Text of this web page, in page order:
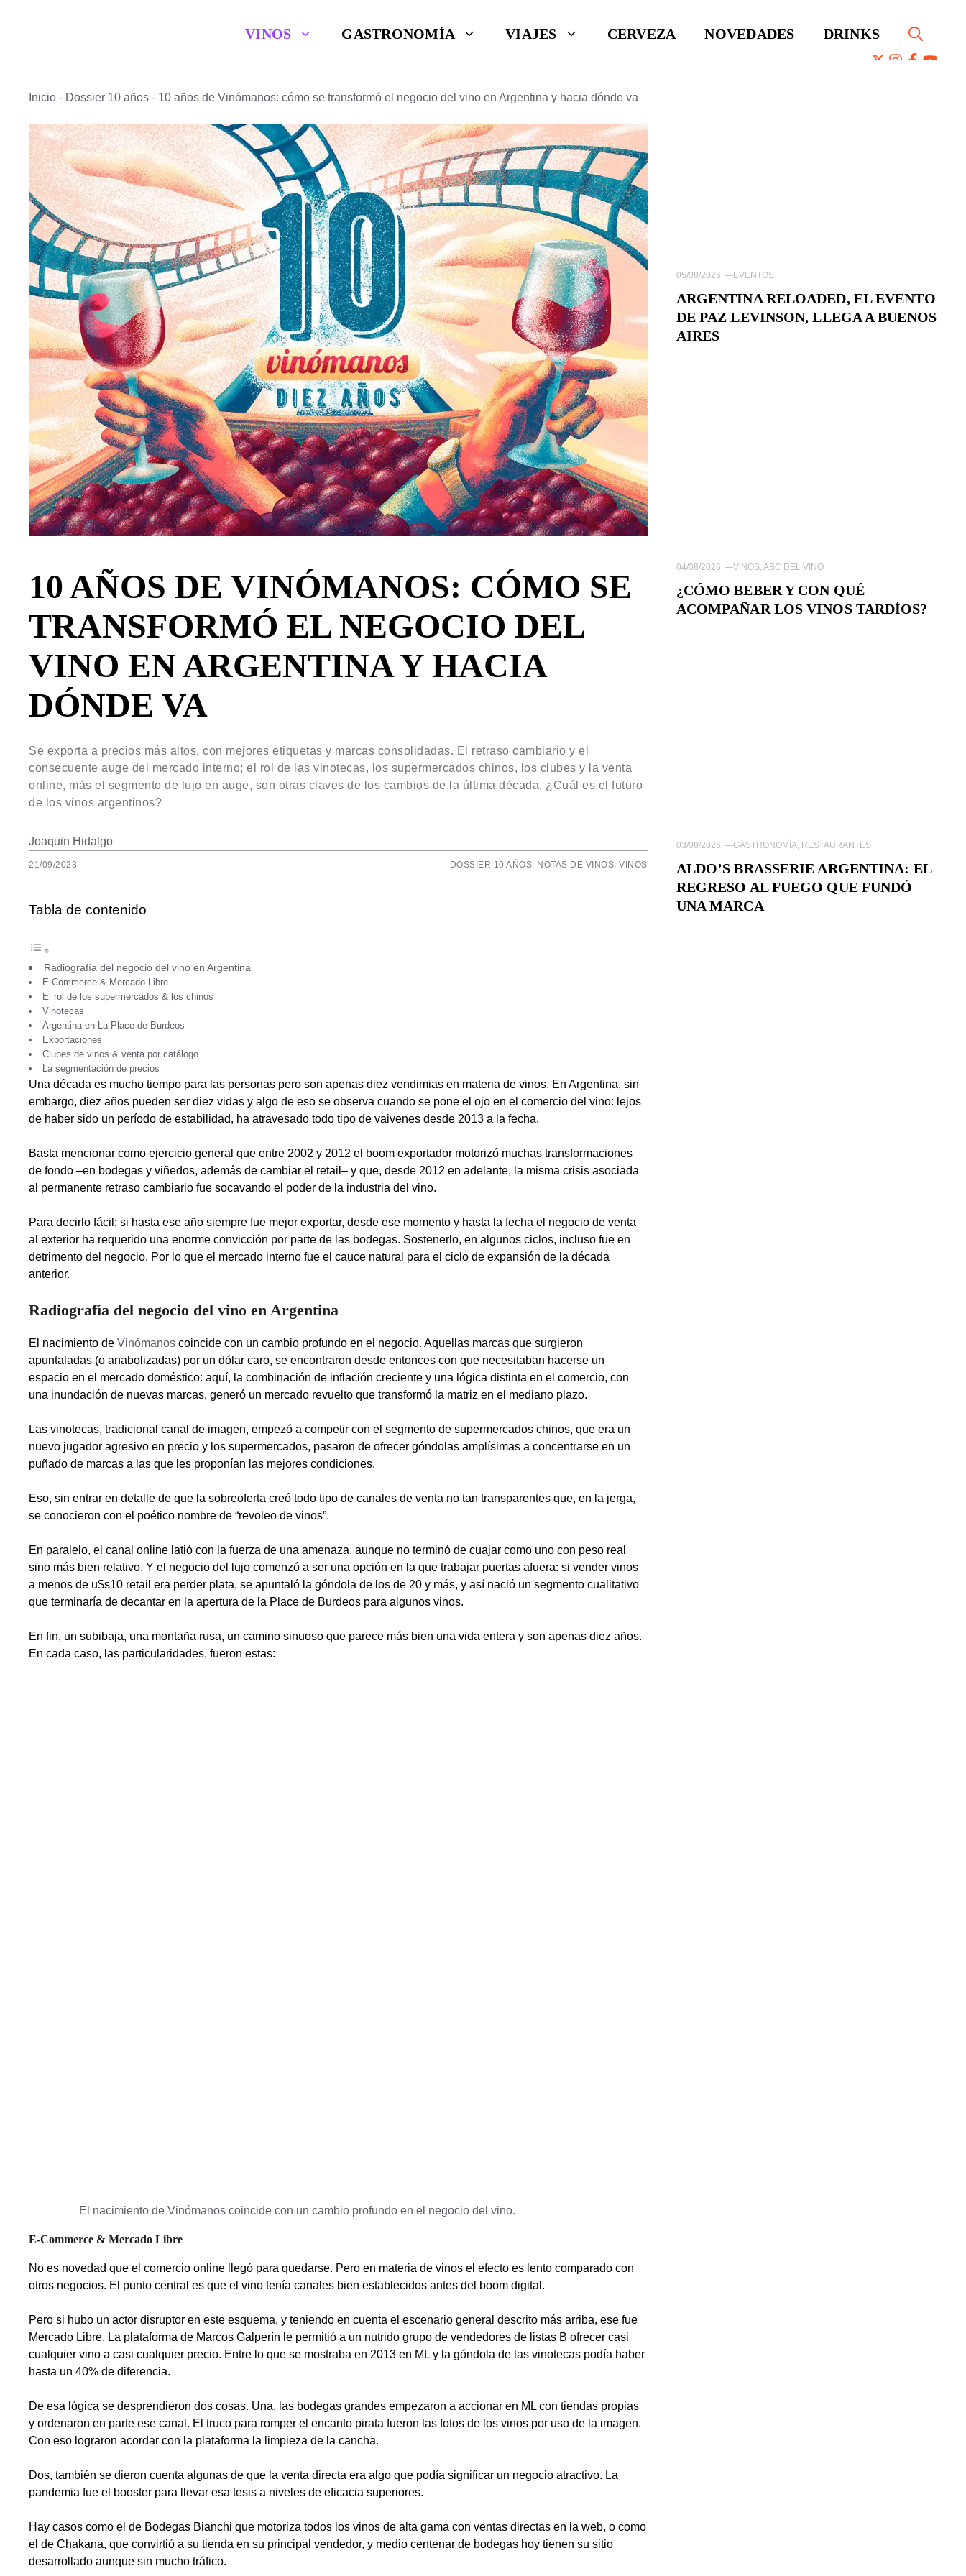
VINOS GASTRONOMÍA VIAJES CERVEZA NOVEDADES DRINKS
Inicio - Dossier 10 años - 10 años de Vinómanos: cómo se transformó el negocio del vino en Argentina y hacia dónde va
10 AÑOS DE VINÓMANOS: CÓMO SE
TRANSFORMÓ EL NEGOCIO DEL
VINO EN ARGENTINA Y HACIA
DÓNDE VA
Se exporta a precios más altos, con mejores etiquetas y marcas consolidadas. El retraso cambiario y el
consecuente auge del mercado interno; el rol de las vinotecas, los supermercados chinos, los clubes y la venta
online, más el segmento de lujo en auge, son otras claves de los cambios de la última década. ¿Cuál es el futuro
de los vinos argentinos?
Joaquin Hidalgo
21/09/2023 DOSSIER 10 AÑOS NOTAS DE VINOS ,VINOS
Tabla de contenido
Radiografía del negocio del vino en Argentina
E-Commerce & Mercado Libre
El rol de los supermercados & los chinos
Vinotecas
Argentina en La Place de Burdeos
Exportaciones
Clubes de vinos & venta por catálogo
La segmentación de precios
Una década es mucho tiempo para las personas pero son apenas diez vendimias en materia de vinos. En Argentina, sin
embargo, diez años pueden ser diez vidas y algo de eso se observa cuando se pone el ojo en el comercio del vino: lejos
de haber sido un período de estabilidad, ha atravesado todo tipo de vaivenes desde 2013 a la fecha.
Basta mencionar como ejercicio general que entre 2002 y 2012 el boom exportador motorizó muchas transformaciones
de fondo –en bodegas y viñedos, además de cambiar el retail– y que, desde 2012 en adelante, la misma crisis asociada
al permanente retraso cambiario fue socavando el poder de la industria del vino.
Para decirlo fácil: si hasta ese año siempre fue mejor exportar, desde ese momento y hasta la fecha el negocio de venta
al exterior ha requerido una enorme convicción por parte de las bodegas. Sostenerlo, en algunos ciclos, incluso fue en
detrimento del negocio. Por lo que el mercado interno fue el cauce natural para el ciclo de expansión de la década
anterior.
Radiografía del negocio del vino en Argentina
El nacimiento de Vinómanos coincide con un cambio profundo en el negocio. Aquellas marcas que surgieron
apuntaladas (o anabolizadas) por un dólar caro, se encontraron desde entonces con que necesitaban hacerse un
espacio en el mercado doméstico: aquí, la combinación de inflación creciente y una lógica distinta en el comercio, con
una inundación de nuevas marcas, generó un mercado revuelto que transformó la matriz en el mediano plazo.
Las vinotecas, tradicional canal de imagen, empezó a competir con el segmento de supermercados chinos, que era un
nuevo jugador agresivo en precio y los supermercados, pasaron de ofrecer góndolas amplísimas a concentrarse en un
puñado de marcas a las que les proponían las mejores condiciones.
Eso, sin entrar en detalle de que la sobreoferta creó todo tipo de canales de venta no tan transparentes que, en la jerga,
se conocieron con el poético nombre de “revoleo de vinos”.
En paralelo, el canal online latió con la fuerza de una amenaza, aunque no terminó de cuajar como uno con peso real
sino más bien relativo. Y el negocio del lujo comenzó a ser una opción en la que trabajar puertas afuera: si vender vinos
a menos de u$s10 retail era perder plata, se apuntaló la góndola de los de 20 y más, y así nació un segmento cualitativo
que terminaría de decantar en la apertura de la Place de Burdeos para algunos vinos.
En fin, un subibaja, una montaña rusa, un camino sinuoso que parece más bien una vida entera y son apenas diez años.
En cada caso, las particularidades, fueron estas:
El nacimiento de Vinómanos coincide con un cambio profundo en el negocio del vino.
E-Commerce & Mercado Libre
No es novedad que el comercio online llegó para quedarse. Pero en materia de vinos el efecto es lento comparado con
otros negocios. El punto central es que el vino tenía canales bien establecidos antes del boom digital.
Pero si hubo un actor disruptor en este esquema, y teniendo en cuenta el escenario general descrito más arriba, ese fue
Mercado Libre. La plataforma de Marcos Galperín le permitió a un nutrido grupo de vendedores de listas B ofrecer casi
cualquier vino a casi cualquier precio. Entre lo que se mostraba en 2013 en ML y la góndola de las vinotecas podía haber
hasta un 40% de diferencia.
De esa lógica se desprendieron dos cosas. Una, las bodegas grandes empezaron a accionar en ML con tiendas propias
y ordenaron en parte ese canal. El truco para romper el encanto pirata fueron las fotos de los vinos por uso de la imagen.
Con eso lograron acordar con la plataforma la limpieza de la cancha.
Dos, también se dieron cuenta algunas de que la venta directa era algo que podía significar un negocio atractivo. La
pandemia fue el booster para llevar esa tesis a niveles de eficacia superiores.
Hay casos como el de Bodegas Bianchi que motoriza todos los vinos de alta gama con ventas directas en la web, o como
el de Chakana, que convirtió a su tienda en su principal vendedor, y medio centenar de bodegas hoy tienen su sitio
desarrollado aunque sin mucho tráfico.
05/08/2026 —EVENTOS
ARGENTINA RELOADED, EL EVENTO
DE PAZ LEVINSON, LLEGA A BUENOS
AIRES
04/08/2026 —VINOS, ABC DEL VINO
¿CÓMO BEBER Y CON QUÉ
ACOMPAÑAR LOS VINOS TARDÍOS?
03/08/2026 —GASTRONOMÍA, RESTAURANTES
ALDO’S BRASSERIE ARGENTINA: EL
REGRESO AL FUEGO QUE FUNDÓ
UNA MARCA